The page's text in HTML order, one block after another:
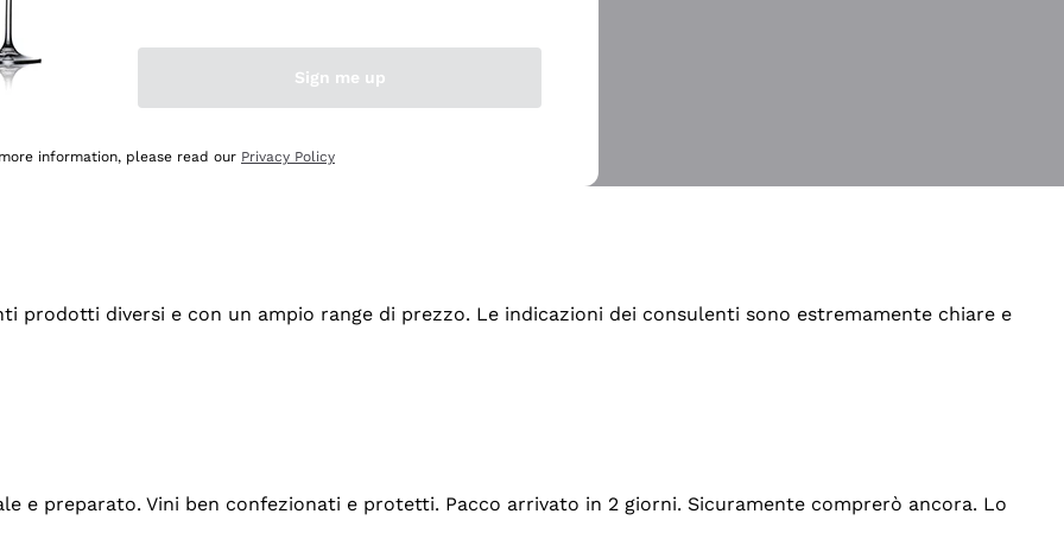
diversi e con un ampio range di prezzo. Le indicazioni dei consulenti sono estremamente chiare e
e preparato. Vini ben confezionati e protetti. Pacco arrivato in 2 giorni. Sicuramente comprerò ancora. Lo
Sign me up
information, please read our Privacy Policy